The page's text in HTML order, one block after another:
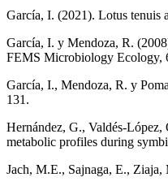
García, I. (2021). Lotus tenuis
García, I. y Mendoza, R.
FEMS Microbiology Ecology,
García, I., Mendoza, R. y
131.
Hernández, G., Valdés-
metabolic profiles during
Jach, M.E., Sajnaga, E.,